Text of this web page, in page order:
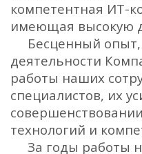
компетентная ИТ-
имеющая высокую
Бесценный опыт,
деятельности
работы наших
специалистов, их
технологий и
За годы работы